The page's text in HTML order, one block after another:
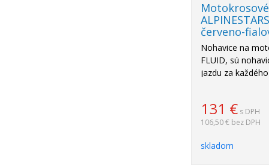
červeno-
Nohavice na
FLUID, sú
jazdu za
131 € s DPH
106,50 € bez DPH
skladom